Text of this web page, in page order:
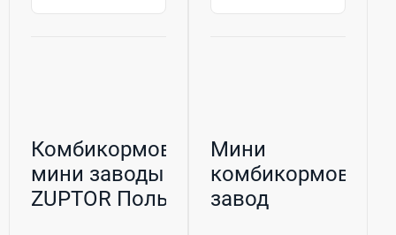
Комбикормовые
мини заводы
ZUPTOR Польша
Мини
комбикормовый
завод